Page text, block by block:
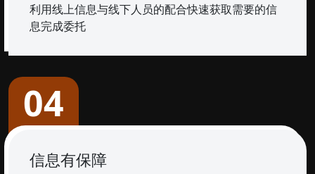
利用线上信息与线下人员的配合快速获取需要的信
息完成委托
04
信息有保障